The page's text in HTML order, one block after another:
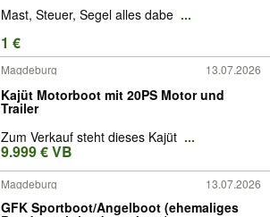
Mast, Steuer, Segel alles dabe ...
1 €
Magdeburg 13.07.2026
Kajüt Motorboot mit 20PS Motor und
Trailer
Zum Verkauf steht dieses Kajüt ...
9.999 € VB
Magdeburg 13.07.2026
GFK Sportboot/Angelboot (ehemaliges